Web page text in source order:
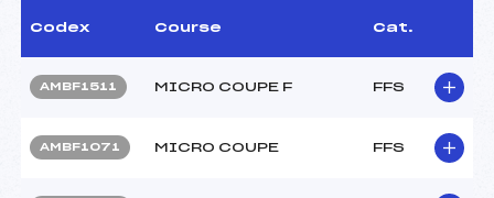
Codex Course Cat.
AMBF1511 MICRO COUPE F FFS
AMBF1071 MICRO COUPE FFS